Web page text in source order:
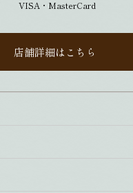
VISA・MasterCard
店舗詳細はこちら